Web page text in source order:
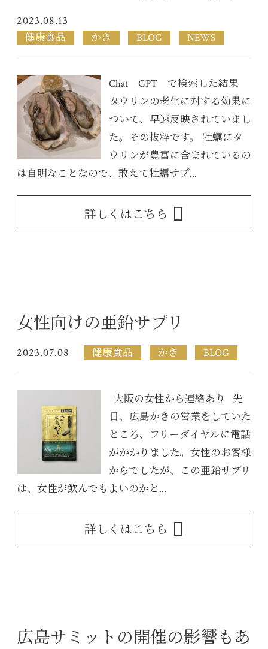
2023.08.13
健康食品 かき BLOG NEWS
Chat GPT で検索した結果
タウリンの老化に対する効果に
ついて、早速反映されていまし
た。その抜粋です。 牡蠣にタ
ウリンが豊富に含まれているの
は自明なことなので、敢えて牡蠣サプ...
詳しくはこちら
女性向けの亜鉛サプリ
2023.07.08 健康食品 かき BLOG
大阪の女性から連絡あり 先
日、広島かきの営業をしていた
ところ、フリーダイヤルに電話
がかかりました。女性のお客様
からでしたが、この亜鉛サプリ
は、女性が飲んでもよいのかと...
詳しくはこちら
広島サミットの開催の影響もあ